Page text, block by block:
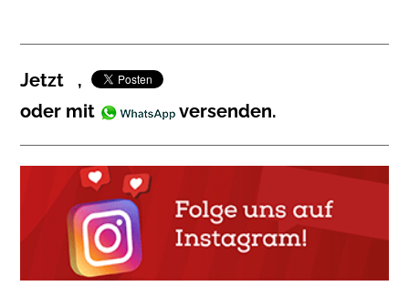
Jetzt
,
oder mit
versenden.